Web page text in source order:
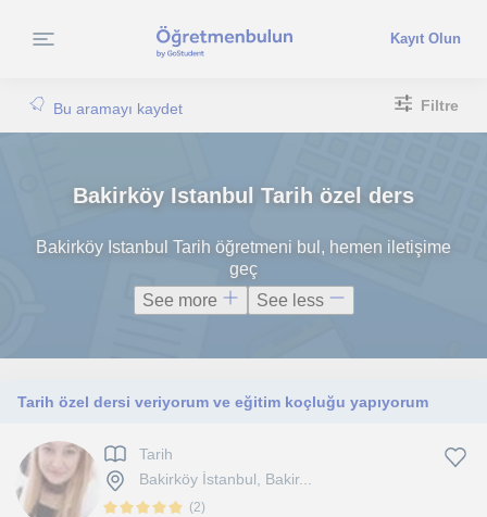
Kayıt Olun
Bu aramayı kaydet Filtre
Bakirköy Istanbul Tarih özel ders
Bakirköy Istanbul Tarih öğretmeni bul, hemen iletişime
geç
See more
See less
Tarih özel dersi veriyorum ve eğitim koçluğu yapıyorum
Tarih
Bakirköy İstanbul, Bakir...
(2)